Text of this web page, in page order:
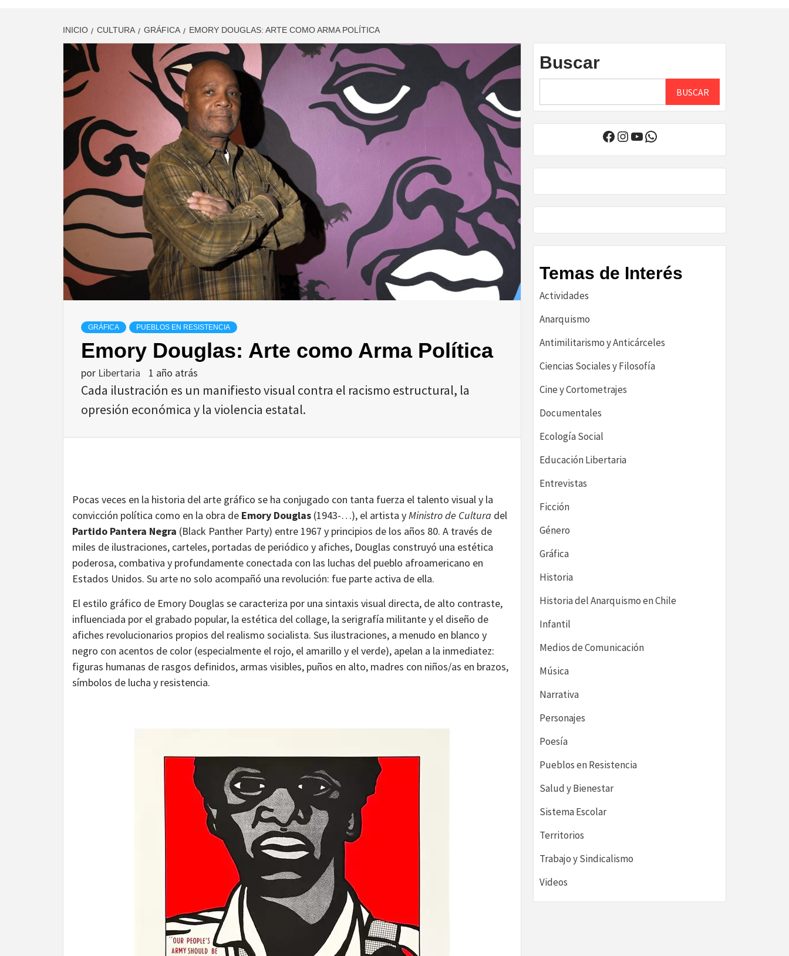
INICIO CULTURA GRÁFICA EMORY DOUGLAS: ARTE COMO ARMA POLÍTICA
GRÁFICA PUEBLOS EN RESISTENCIA
Emory Douglas: Arte como Arma Política
por Libertaria 1 año atrás
Cada ilustración es un manifiesto visual contra el racismo estructural, la
opresión económica y la violencia estatal.
Pocas veces en la historia del arte gráfico se ha conjugado con tanta fuerza el talento visual y la
convicción política como en la obra de Emory Douglas (1943-…), el artista yMinistro de Cultura del
Partido Pantera Negra (Black Panther Party) entre 1967 y principios de los años 80. A través de
miles de ilustraciones, carteles, portadas de periódico y afiches, Douglas construyó una estética
poderosa, combativa y profundamente conectada con las luchas del pueblo afroamericano en
Estados Unidos. Su arte no solo acompañó una revolución: fue parte activa de ella.
El estilo gráfico de Emory Douglas se caracteriza por una sintaxis visual directa, de alto contraste,
influenciada por el grabado popular, la estética del collage, la serigrafía militante y el diseño de
afiches revolucionarios propios del realismo socialista. Sus ilustraciones, a menudo en blanco y
negro con acentos de color (especialmente el rojo, el amarillo y el verde), apelan a la inmediatez:
figuras humanas de rasgos definidos, armas visibles, puños en alto, madres con niños/as en brazos,
símbolos de lucha y resistencia.
Buscar
BUSCAR
Facebook
Instagram
YouTube
WhatsApp
Temas de Interés
Actividades
Anarquismo
Antimilitarismo y Anticárceles
Ciencias Sociales y Filosofía
Cine y Cortometrajes
Documentales
Ecología Social
Educación Libertaria
Entrevistas
Ficción
Género
Gráfica
Historia
Historia del Anarquismo en Chile
Infantil
Medios de Comunicación
Música
Narrativa
Personajes
Poesía
Pueblos en Resistencia
Salud y Bienestar
Sistema Escolar
Territorios
Trabajo y Sindicalismo
Videos